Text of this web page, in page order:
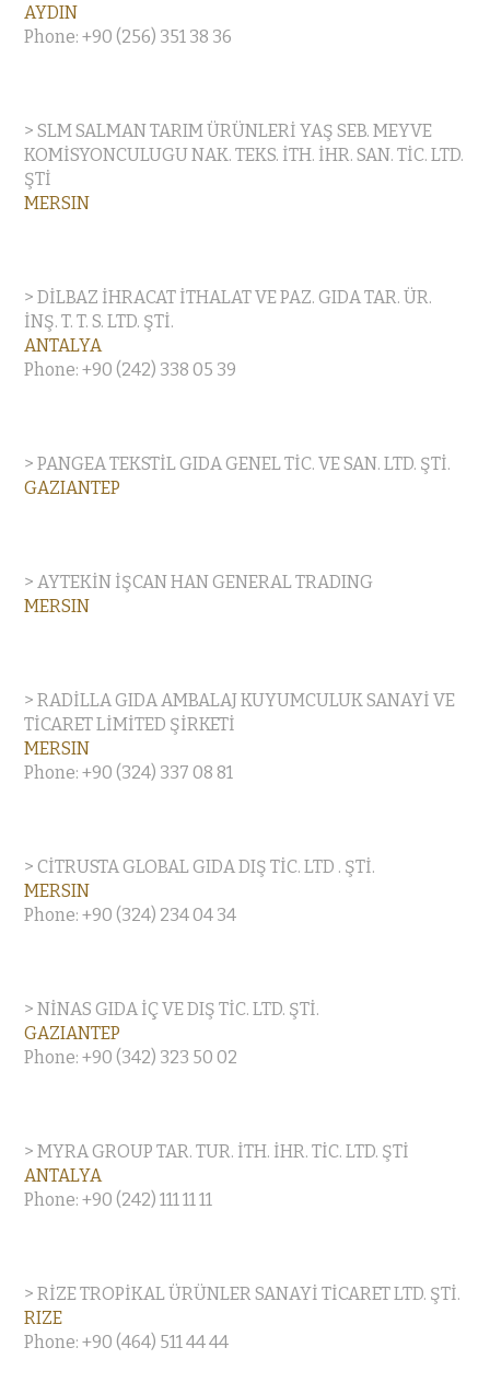
AYDIN
Phone: +90 (256) 351 38 36
> SLM SALMAN TARIM ÜRÜNLERİ YAŞ SEB. MEYVE
KOMİSYONCULUGU NAK. TEKS. İTH. İHR. SAN. TİC. LTD.
ŞTİ
MERSIN
> DİLBAZ İHRACAT İTHALAT VE PAZ. GIDA TAR. ÜR.
İNŞ. T. T. S. LTD. ŞTİ.
ANTALYA
Phone: +90 (242) 338 05 39
> PANGEA TEKSTİL GIDA GENEL TİC. VE SAN. LTD. ŞTİ.
GAZIANTEP
> AYTEKİN İŞCAN HAN GENERAL TRADING
MERSIN
> RADİLLA GIDA AMBALAJ KUYUMCULUK SANAYİ VE
TİCARET LİMİTED ŞİRKETİ
MERSIN
Phone: +90 (324) 337 08 81
> CİTRUSTA GLOBAL GIDA DIŞ TİC. LTD . ŞTİ.
MERSIN
Phone: +90 (324) 234 04 34
> NİNAS GIDA İÇ VE DIŞ TİC. LTD. ŞTİ.
GAZIANTEP
Phone: +90 (342) 323 50 02
> MYRA GROUP TAR. TUR. İTH. İHR. TİC. LTD. ŞTİ
ANTALYA
Phone: +90 (242) 111 11 11
> RİZE TROPİKAL ÜRÜNLER SANAYİ TİCARET LTD. ŞTİ.
RIZE
Phone: +90 (464) 511 44 44